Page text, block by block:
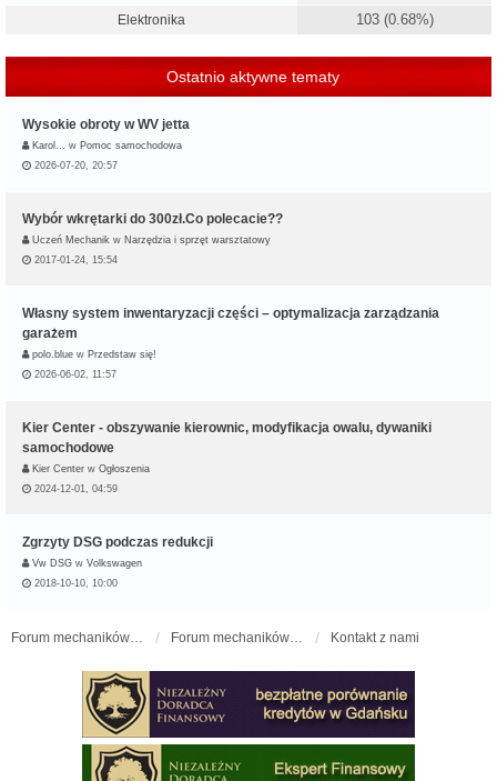
Elektronika 103 (0.68%)
Ostatnio aktywne tematy
Wysokie obroty w WV jetta
Karol… w Pomoc samochodowa
2026-07-20, 20:57
Wybór wkrętarki do 300zł.Co polecacie??
Uczeń Mechanik w Narzędzia i sprzęt warsztatowy
2017-01-24, 15:54
Własny system inwentaryzacji części – optymalizacja zarządzania
garażem
polo.blue w Przedstaw się!
2026-06-02, 11:57
Kier Center - obszywanie kierownic, modyfikacja owalu, dywaniki
samochodowe
Kier Center w Ogłoszenia
2024-12-01, 04:59
Zgrzyty DSG podczas redukcji
Vw DSG w Volkswagen
2018-10-10, 10:00
Forum mechaników samochodowych - forum-mechaniczne.pl Forum mechaników samochodowych Kontakt z nami